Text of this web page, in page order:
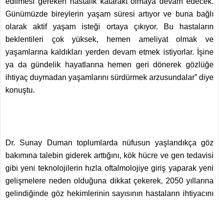
Günümüzde bireylerin yaşam süresi artıyor ve buna bağlı
olarak aktif yaşam isteği ortaya çıkıyor. Bu hastaların
beklentileri çok yüksek, hemen ameliyat olmak ve
yaşamlarına kaldıkları yerden devam etmek istiyorlar. İşine
ya da gündelik hayatlarına hemen geri dönerek gözlüğe
ihtiyaç duymadan yaşamlarını sürdürmek arzusundalar” diye
konuştu.
Dr. Sunay Duman toplumlarda nüfusun yaşlandıkça göz
bakımına talebin giderek arttığını, kök hücre ve gen tedavisi
gibi yeni teknolojilerin hızla oftalmolojiye giriş yaparak yeni
gelişmelere neden olduğuna dikkat çekerek, 2050 yıllarına
gelindiğinde göz hekimlerinin sayısının hastaların ihtiyacını